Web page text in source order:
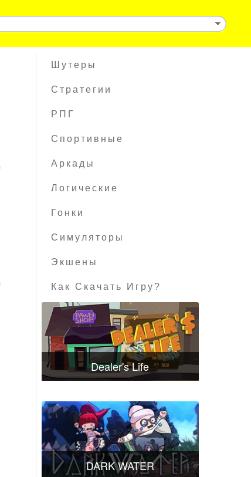
Шутеры
Стратегии
РПГ
Спортивные
Аркады
Логические
Гонки
Симуляторы
Экшены
Как Скачать Игру?
Dealer's Life
DARK WATER